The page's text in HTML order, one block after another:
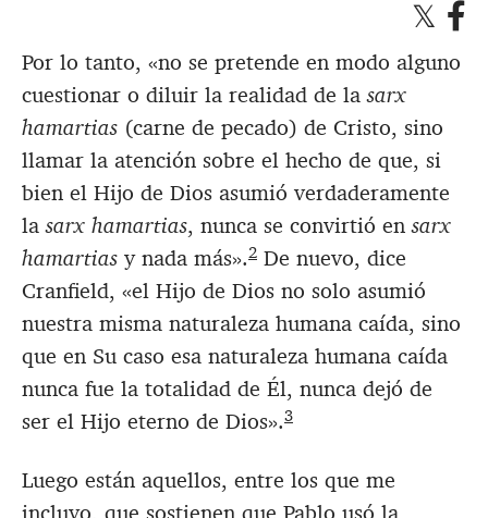
Por lo tanto, «no se pretende en modo alguno
cuestionar o diluir la realidad de lasarx
hamartias (carne de pecado) de Cristo, sino
llamar la atención sobre el hecho de que, si
bien el Hijo de Dios asumió verdaderamente
lasarx hamartias, nunca se convirtió ensarx
hamartias y nada más».2 De nuevo, dice
Cranfield, «el Hijo de Dios no solo asumió
nuestra misma naturaleza humana caída, sino
que en Su caso esa naturaleza humana caída
nunca fue la totalidad de Él, nunca dejó de
ser el Hijo eterno de Dios».3
Luego están aquellos, entre los que me